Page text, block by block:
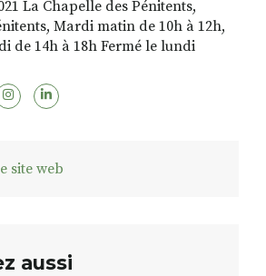
La Chapelle des Pénitents,
Mardi matin de 10h à 12h,
de 14h à 18h Fermé le lundi
site web
aussi